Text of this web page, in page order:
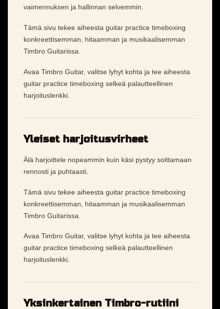
vaimennuksen ja hallinnan selvemmin.
Tämä sivu tekee aiheesta guitar practice timeboxing
konkreettisemman, hitaamman ja musikaalisemman
Timbro Guitarissa.
Avaa Timbro Guitar, valitse lyhyt kohta ja tee aiheesta
guitar practice timeboxing selkeä palautteellinen
harjoituslenkki.
Yleiset harjoitusvirheet
Älä harjoittele nopeammin kuin käsi pystyy soittamaan
rennosti ja puhtaasti.
Tämä sivu tekee aiheesta guitar practice timeboxing
konkreettisemman, hitaamman ja musikaalisemman
Timbro Guitarissa.
Avaa Timbro Guitar, valitse lyhyt kohta ja tee aiheesta
guitar practice timeboxing selkeä palautteellinen
harjoituslenkki.
Yksinkertainen Timbro-rutiini